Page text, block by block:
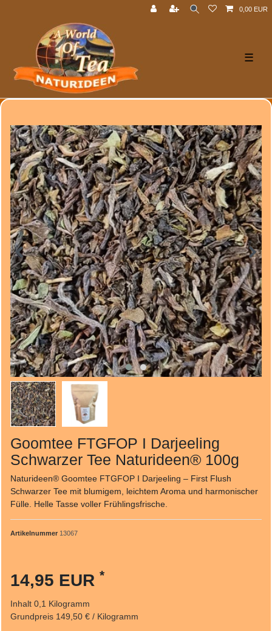
0,00 EUR
☰
Goomtee FTGFOP I Darjeeling
Schwarzer Tee Naturideen® 100g
Naturideen® Goomtee FTGFOP I Darjeeling – First Flush
Schwarzer Tee mit blumigem, leichtem Aroma und harmonischer
Fülle. Helle Tasse voller Frühlingsfrische.
Artikelnummer 13067
14,95 EUR *
Inhalt 0,1 Kilogramm
Grundpreis 149,50 € / Kilogramm